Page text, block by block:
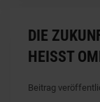
DIE
HEISST
Beitrag